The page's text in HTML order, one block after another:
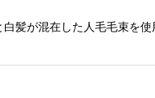
髪が混在した人毛毛束を